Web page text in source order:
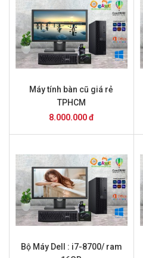
Máy tính bàn cũ giá rẻ
TPHCM
8.000.000 đ
Bộ Máy Dell : i7-8700/ ram